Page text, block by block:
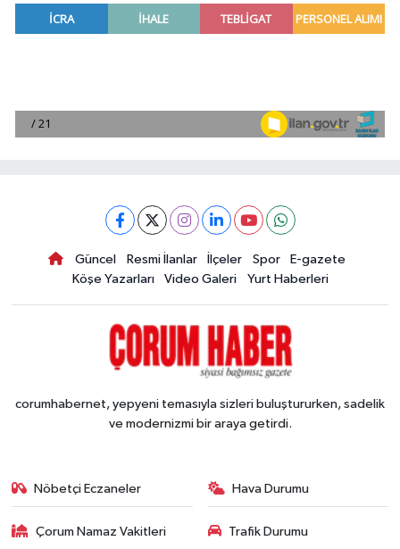
Güncel Resmi İlanlar İlçeler Spor
E-gazete
Köşe Yazarları
Video Galeri Yurt Haberleri
corumhabernet, yepyeni temasıyla sizleri buluştururken, sadelik
ve modernizmi bir araya getirdi.
Nöbetçi Eczaneler Hava Durumu
Çorum Namaz Vakitleri Trafik Durumu